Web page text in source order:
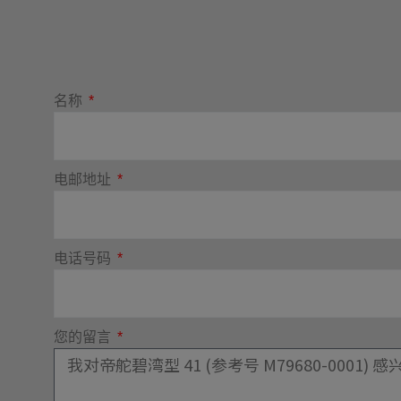
名称
电邮地址
电话号码
您的留言